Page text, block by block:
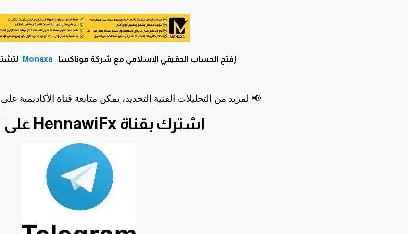
إفتح الحساب الحقيقي الإسلامي مع شركة موناكسا Monaxa
📢 لمزيد من التحليلات الفنية التحديد، يمكن متابعة قناة الأكاديمية
اشترك بقناة HennawiFx على التلجرام